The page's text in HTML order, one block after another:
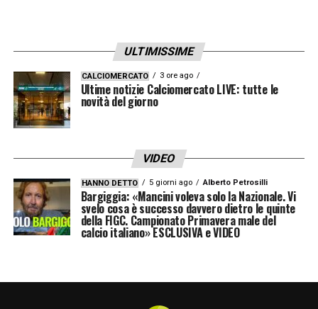
ULTIMISSIME
CALCIOMERCATO 3 ore ago
Ultime notizie Calciomercato LIVE: tutte le
novità del giorno
VIDEO
HANNO DETTO 5 giorni ago Alberto Petrosilli
Bargiggia: «Mancini voleva solo la Nazionale. Vi
svelo cosa è successo davvero dietro le quinte
della FIGC. Campionato Primavera male del
calcio italiano» ESCLUSIVA e VIDEO